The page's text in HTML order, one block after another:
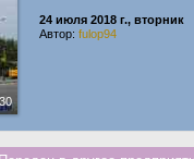
24 июля 2018 г., вторник
Автор: fulop94